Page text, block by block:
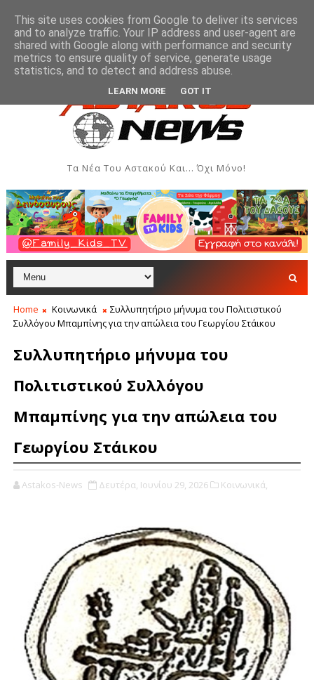
Δημιουργιών του Συλλόγου Γυναικών Αστακού ΠΟΛΙΤΙΣΜΌΣ
Τα Νέα Του Αστακού Και... Όχι Μόνο!
Home Κοινωνικά
Συλλυπητήριο μήνυμα του Πολιτιστικού
Συλλόγου Μπαμπίνης για την απώλεια του Γεωργίου Στάικου
Συλλυπητήριο μήνυμα του
Πολιτιστικού Συλλόγου
Μπαμπίνης για την απώλεια του
Γεωργίου Στάικου
Astakos-News Δευτέρα, Ιουνίου 29, 2026 Κοινωνικά,
This site uses cookies from Google to deliver its services
and to analyze traffic. Your IP address and user-agent are
shared with Google along with performance and security
metrics to ensure quality of service, generate usage
statistics, and to detect and address abuse.
LEARN MORE GOT IT